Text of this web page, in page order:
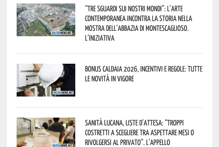
“Tre Sguardi sui Nostri Mondi”: l’arte
contemporanea incontra la storia nella
mostra dell’Abbazia di Montescaglioso.
L’iniziativa
Bonus caldaia 2026, incentivi e regole: tutte
le novità in vigore
Sanità lucana, liste d’attesa: “Troppi
costretti a scegliere tra aspettare mesi o
rivolgersi al privato”. L’appello